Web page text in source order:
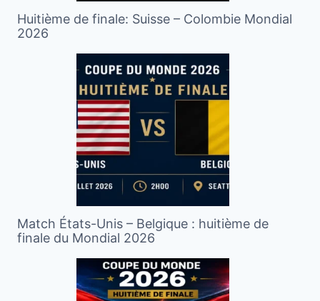
Huitième de finale: Suisse – Colombie Mondial
2026
Match États-Unis – Belgique : huitième de
finale du Mondial 2026